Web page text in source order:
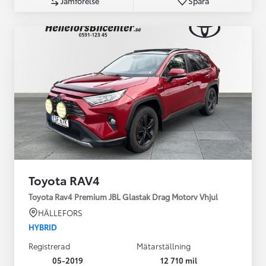
Toyota RAV4
Toyota Rav4 Premium JBL Glastak Drag Motorv Vhjul
HÄLLEFORS
HYBRID
Registrerad
05-2019
Mätarställning
12 710 mil